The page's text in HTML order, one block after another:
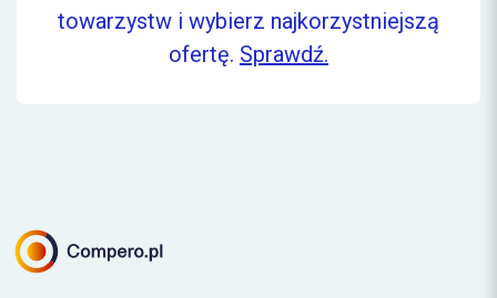
Porównaj ubezpieczenie OC z 15
towarzystw i wybierz najkorzystniejszą